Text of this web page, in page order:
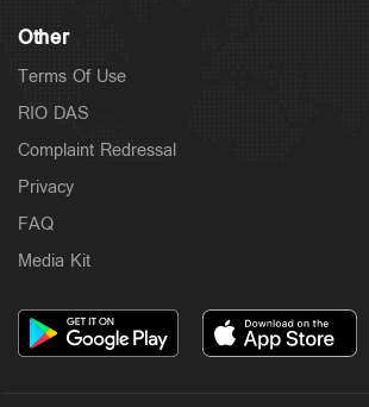
Other
Terms Of Use
RIO DAS
Complaint Redressal
Privacy
FAQ
Media Kit